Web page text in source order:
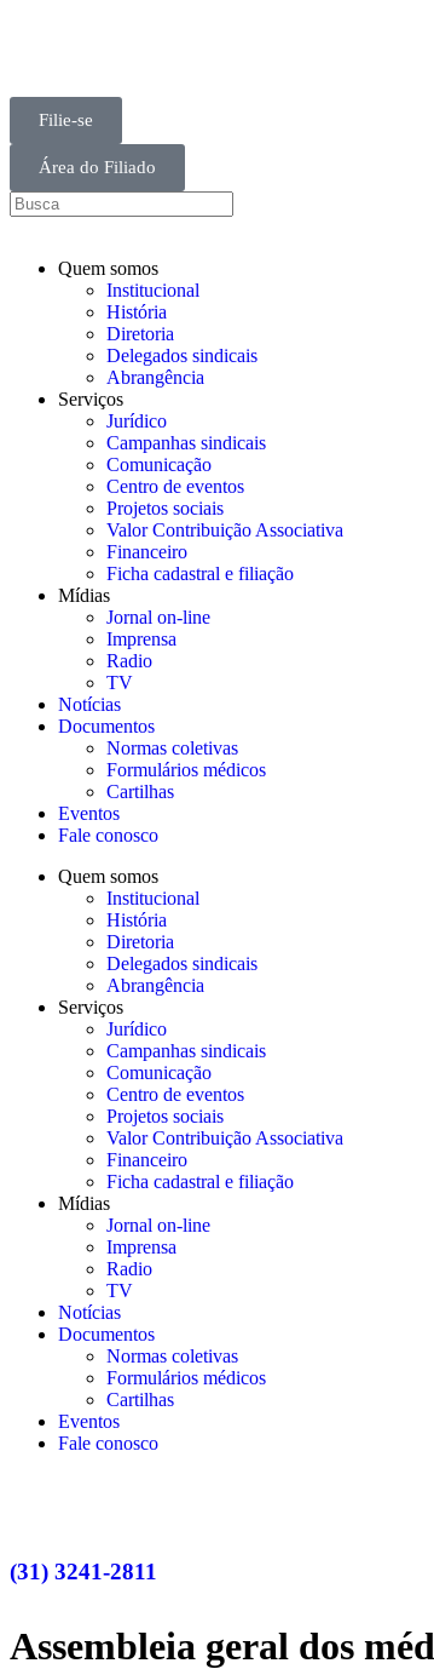
Filie-se
Área do Filiado
Quem somos
Institucional
História
Diretoria
Delegados sindicais
Abrangência
Serviços
Jurídico
Campanhas sindicais
Comunicação
Centro de eventos
Projetos sociais
Valor Contribuição Associativa
Financeiro
Ficha cadastral e filiação
Mídias
Jornal on-line
Imprensa
Radio
TV
Notícias
Documentos
Normas coletivas
Formulários médicos
Cartilhas
Eventos
Fale conosco
Quem somos
Institucional
História
Diretoria
Delegados sindicais
Abrangência
Serviços
Jurídico
Campanhas sindicais
Comunicação
Centro de eventos
Projetos sociais
Valor Contribuição Associativa
Financeiro
Ficha cadastral e filiação
Mídias
Jornal on-line
Imprensa
Radio
TV
Notícias
Documentos
Normas coletivas
Formulários médicos
Cartilhas
Eventos
Fale conosco
(31) 3241-2811
Assembleia geral dos